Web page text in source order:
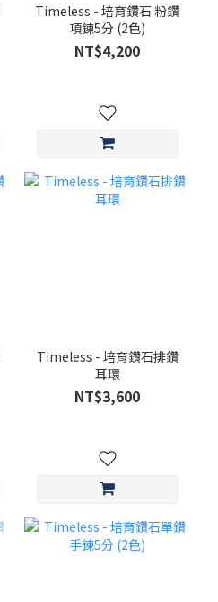
Timeless - 培育鑽石 粉鑽
項鍊5分 (2色)
NT$4,200
Timeless - 培育鑽石排鑽
耳環
NT$3,600